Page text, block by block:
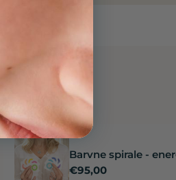
Barvne spirale -
vsakdanje izzive
Redna
€95,00